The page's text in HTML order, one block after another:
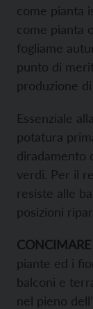
come pianta
come pianta
fogliame
punto di
produzione
Essenziale
potatura
diradamento
verdi. Per il
resiste alle
posizioni
piante ed i
balconi e
nel pieno